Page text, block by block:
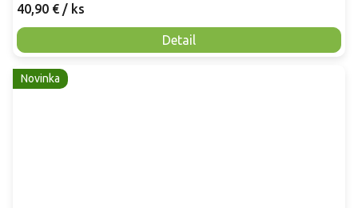
40,90 € / ks
Detail
Novinka